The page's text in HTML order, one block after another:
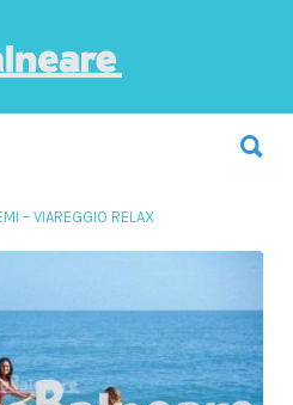
– VIAREGGIO RELAX